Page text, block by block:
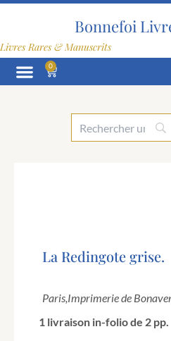
Aller
Bonnefoi
Livres Rares & Manuscrits
0
Panier
La Redingote grise.
Paris,Imprimerie de
1 livraison in-folio de 2 pp.